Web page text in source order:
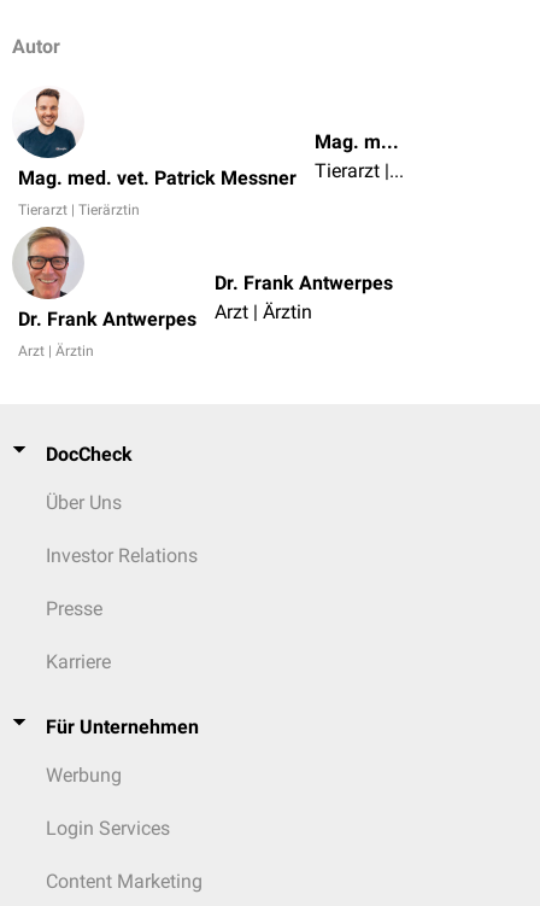
Autor
Mag. med. vet. Patrick Messner
Tierarzt | Tierärztin
Mag. med. vet. Patrick Messner
Tierarzt | Tierärztin
Dr. Frank Antwerpes
Arzt | Ärztin
Dr. Frank Antwerpes
Arzt | Ärztin
DocCheck
Über Uns
Investor Relations
Presse
Karriere
Für Unternehmen
Werbung
Login Services
Content Marketing